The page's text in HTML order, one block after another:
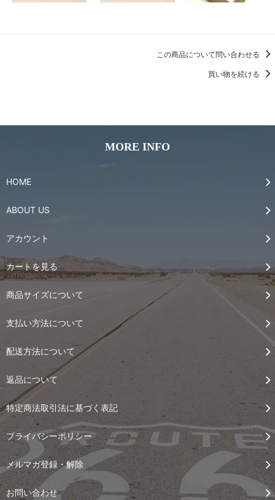
この商品について問い合わせる
買い物を続ける
MORE INFO
HOME
ABOUT US
アカウント
カートを見る
商品サイズについて
支払い方法について
配送方法について
返品について
特定商法取引法に基づく表記
プライバシーポリシー
メルマガ登録・解除
お問い合わせ